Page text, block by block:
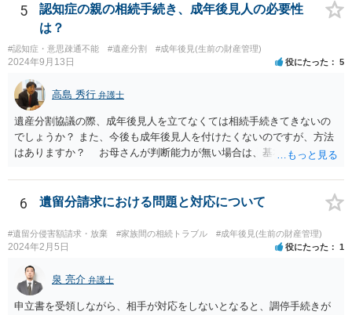
そのような主張はこちらからしない方がよいと思います。 ④財産分
与が終わったと認識しているのに今更土地の相続をやり直せるのか？
２０００年４月ということだと１９年前の話です。 その当時、成
年後見人に選任されていたのかわかりませんが 成年後見人が選任さ
れていなければ 遺産分割協議は有効の可能性があります。 無効で
も時効取得あるいは消滅時効にかかっている 可能性があります。
弁護士に詳しい事情を説明して面談で相談した方がよいと思いま
す。
5
認知症の親の相続手続き、成年後見人の必要性
は？
#認知症・意思疎通不能 #遺産分割 #成年後見(生前の財産管理)
2024年9月13日 役にたった 5
高島 秀行 弁護士
遺産分割協議の際、成年後見人を立てなくては相続手続きてきないの
でしょうか？ また、今後も成年後見人を付けたくないのですが、方法
はありますか？ お母さんが判断能力が無い場合は、基本的に成年後
立て、お母さんに特別代理人をつけるという方法も考えられますが、
遺産分割だけでなく、その後の取得した遺産の管理もありますので
けるということでは解決できなさそうなので 後見人をつけるよう求め
られると思います。 弁護士に面談で相談された方がよいと思いま
6 遺留分請求における問題と対応について
#遺留分侵害額請求・放棄 #家族間の相続トラブル #成年後見(生前の財産管理)
2024年2月5日 役にたった 1
泉 亮介 弁護士
申立書を受領しながら、相手が対応をしないとなると、調停手続きが